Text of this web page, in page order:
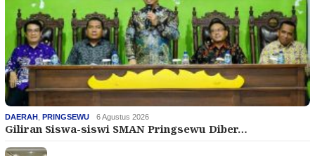
DAERAH PRINGSEWU 6 Agustus 2026
Giliran Siswa-siswi SMAN Pringsewu Diber…